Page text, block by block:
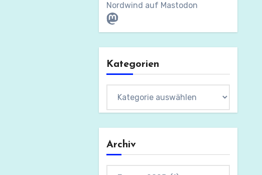
Nordwind auf Mastodon
Mastodon
Kategorien
Archiv